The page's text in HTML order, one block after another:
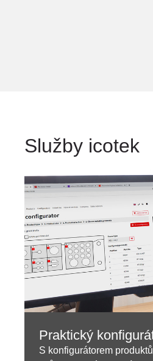
Služby icotek
Praktický
S konfigurátorem